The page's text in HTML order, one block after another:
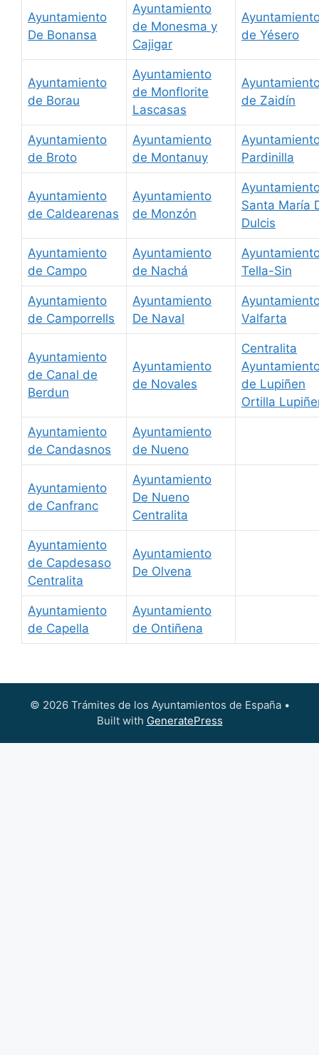
Ayuntamiento
De Bonansa
Ayuntamiento
de Monesma y
Cajigar
de Yésero
Ayuntamiento
de Borau
Ayuntamiento
de Monflorite
Lascasas
de Zaidín
Ayuntamiento
de Broto
Ayuntamiento
de Montanuy
Pardinilla
Ayuntamiento
de Caldearenas
Ayuntamiento
de Monzón
Santa María
Dulcis
Ayuntamiento
de Campo
Ayuntamiento
de Nachá
Tella-Sin
Ayuntamiento
de Camporrells
Ayuntamiento
De Naval
Valfarta
Ayuntamiento
de Canal de
Berdun
Ayuntamiento
de Novales
Centralita
de Lupiñen
Ortilla
Ayuntamiento
de Candasnos
Ayuntamiento
de Nueno
Ayuntamiento
de Canfranc
Ayuntamiento
De Nueno
Centralita
Ayuntamiento
de Capdesaso
Centralita
Ayuntamiento
De Olvena
Ayuntamiento
de Capella
Ayuntamiento
de Ontiñena
© 2026 Trámites de los Ayuntamientos de España•
Built with GeneratePress